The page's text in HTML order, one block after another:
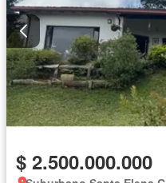
$ 2.500.000.000